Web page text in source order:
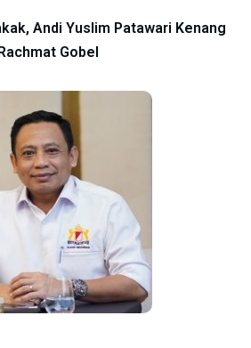
Andi Yuslim Patawari Kenang
Gobel